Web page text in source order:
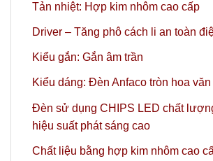
Tản nhiệt: Hợp kim nhôm cao cấp
Driver – Tăng phô cách li an toàn
Kiểu gắn: Gắn âm trần
Kiểu dáng: Đèn Anfaco tròn hoa văn
Đèn sử dụng CHIPS LED chất
hiệu suất phát sáng cao
Chất liệu bằng hợp kim nhôm cao